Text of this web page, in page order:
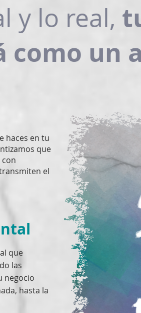
y lo real,
como un
haces en tu
que
el
que
las
negocio
hasta la